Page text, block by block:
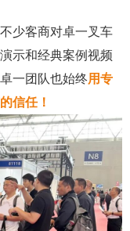
少客商对卓一叉车
示和经典案例视频
卓一团队也始终用专
信任！